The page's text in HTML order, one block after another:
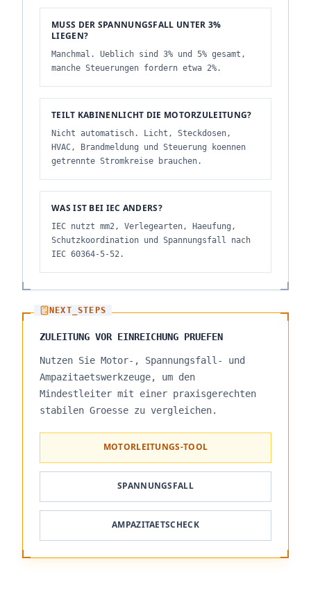
MUSS DER SPANNUNGSFALL UNTER 3%
LIEGEN?
Manchmal. Ueblich sind 3% und 5% gesamt,
manche Steuerungen fordern etwa 2%.
TEILT KABINENLICHT DIE MOTORZULEITUNG?
Nicht automatisch. Licht, Steckdosen,
HVAC, Brandmeldung und Steuerung koennen
getrennte Stromkreise brauchen.
WAS IST BEI IEC ANDERS?
IEC nutzt mm2, Verlegearten, Haeufung,
Schutzkoordination und Spannungsfall nach
IEC 60364-5-52.
NEXT_STEPS
ZULEITUNG VOR EINREICHUNG PRUEFEN
Nutzen Sie Motor-, Spannungsfall- und
Ampazitaetswerkzeuge, um den
Mindestleiter mit einer praxisgerechten
stabilen Groesse zu vergleichen.
MOTORLEITUNGS-TOOL
SPANNUNGSFALL
AMPAZITAETSCHECK